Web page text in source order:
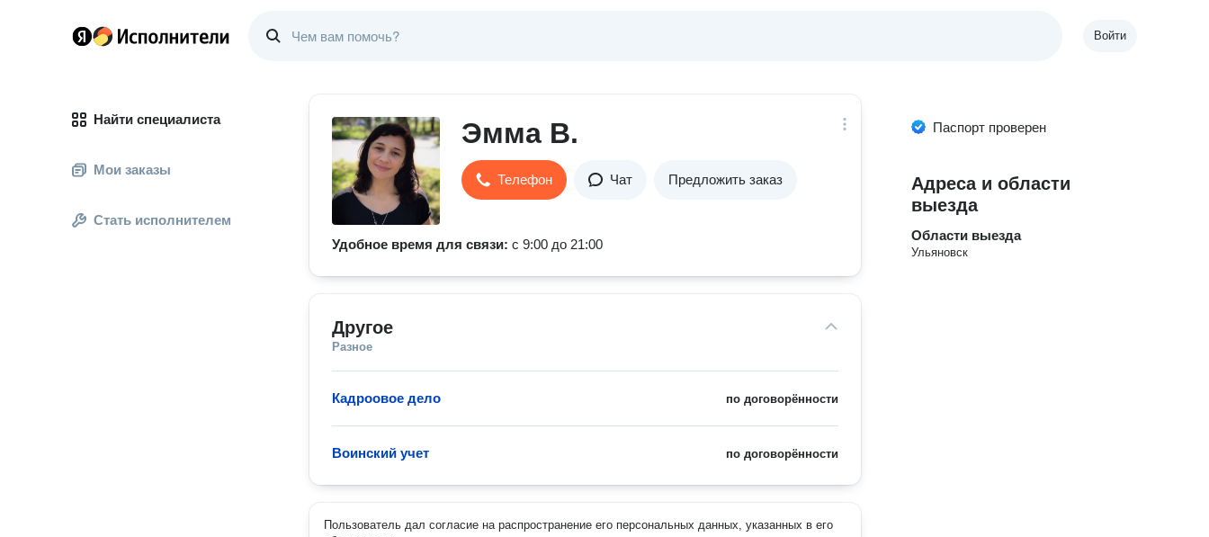
Войти
Найти специалиста
Мои заказы
Стать исполнителем
Эмма В.
Телефон Чат Предложить заказ
Удобное время для связи: с 9:00 до 21:00
Другое
Разное
по договорённости
Кадроовое дело
по договорённости
Воинский учет
Пользователь дал согласие на распространение его персональных данных, указанных в его
Паспорт проверен
Адреса и области
выезда
Области выезда
Ульяновск